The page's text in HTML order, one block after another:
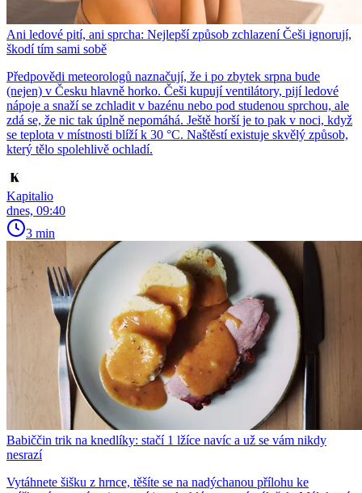
Ani ledové pití, ani sprcha: Nejlepší způsob zchlazení Češi ignorují,
škodí tím sami sobě
Předpovědi meteorologů naznačují, že i po zbytek srpna bude
(nejen) v Česku hlavně horko. Češi kupují ventilátory, pijí ledové
nápoje a snaží se zchladit v bazénu nebo pod studenou sprchou, ale
zdá se, že nic tak úplně nepomáhá. Ještě horší je to pak v noci, když
se teplota v místnosti blíží k 30 °C. Naštěstí existuje skvělý způsob,
který tělo spolehlivě ochladí.
Kapitalio
dnes, 09:40
3 min
Babiččin trik na knedlíky: stačí 1 lžíce navíc a už se vám nikdy
nesrazí
Vytáhnete šišku z hrnce, těšíte se na nadýchanou přílohu ke